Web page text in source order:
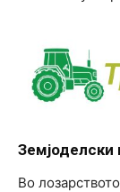
Земјоделски
Во